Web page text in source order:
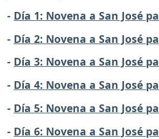
- Día 1: Novena a San José
- Día 2: Novena a San José
- Día 3: Novena a San José
- Día 4: Novena a San José
- Día 5: Novena a San José
- Día 6: Novena a San José